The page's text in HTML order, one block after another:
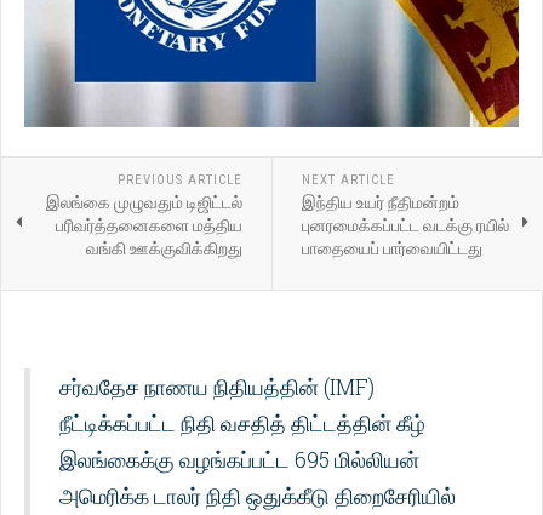
PREVIOUS ARTICLE
இலங்கை முழுவதும் டிஜிட்டல்
பரிவர்த்தனைகளை மத்திய
வங்கி ஊக்குவிக்கிறது
NEXT ARTICLE
இந்திய உயர் நீதிமன்றம்
புனரமைக்கப்பட்ட வடக்கு ரயில்
பாதையைப் பார்வையிட்டது
சர்வதேச நாணய நிதியத்தின் (IMF)
நீட்டிக்கப்பட்ட நிதி வசதித் திட்டத்தின் கீழ்
இலங்கைக்கு வழங்கப்பட்ட 695 மில்லியன்
அமெரிக்க டாலர் நிதி ஒதுக்கீடு திறைசேரியில்